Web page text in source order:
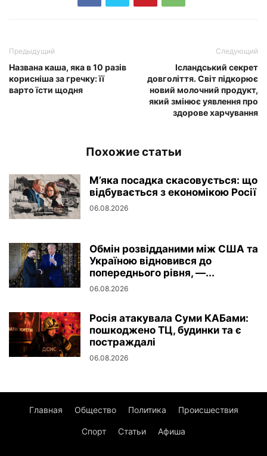
Предыдущий
Названа каша, яка в 10 разів
корисніша за гречку: її
варто їсти щодня
Следующий
Ісландський секрет
довголіття. Світ підкорює
новий молочний продукт,
який змінює уявлення про
здорове харчування
Похожие статьи
М’яка посадка скасовується: що
відбувається з економікою Росії
06.08.2026
Обмін розвідданими між США та
Україною відновився до
попереднього рівня, —...
06.08.2026
Росія атакувала Суми КАБами:
пошкоджено ТЦ, будинки та є
постраждалі
06.08.2026
Главная Общество Политика Происшествия
Спорт Статьи Афиша